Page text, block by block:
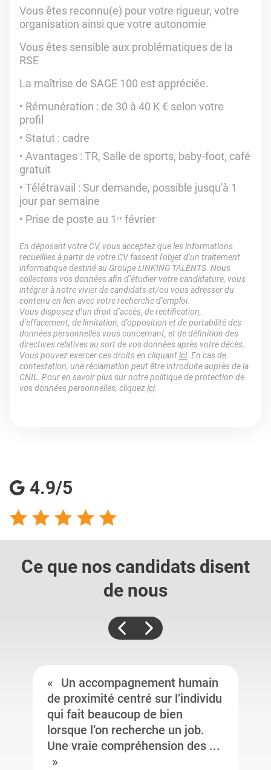
Vous êtes reconnu(e) pour votre rigueur, votre
organisation ainsi que votre autonomie
Vous êtes sensible aux problématiques de la
RSE
La maîtrise de SAGE 100 est appréciée.
Rémunération : de 30 à 40 K € selon votre
profil
Statut : cadre
Avantages : TR, Salle de sports, baby-foot, café
gratuit
Télétravail : Sur demande, possible jusqu'à 1
jour par semaine
Prise de poste au 1ᵉʳ février
En déposant votre CV, vous acceptez que les informations
recueillies à partir de votre CV fassent l’objet d’un traitement
informatique destiné au Groupe LINKING TALENTS. Nous
collectons vos données afin d’étudier votre candidature, vous
intégrer à notre vivier de candidats et/ou vous adresser du
contenu en lien avec votre recherche d’emploi.
Vous disposez d’un droit d’accès, de rectification,
d’effacement, de limitation, d’opposition et de portabilité des
données personnelles vous concernant, et de définition des
directives relatives au sort de vos données après votre décès.
Vous pouvez exercer ces droits en cliquantici. En cas de
contestation, une réclamation peut être introduite auprès de la
CNIL. Pour en savoir plus sur notre politique de protection de
vos données personnelles, cliquezici.
4.9/5
Ce que nos candidats disent
de nous
Un accompagnement humain
de proximité centré sur l’individu
qui fait beaucoup de bien
lorsque l’on recherche un job.
Une vraie compréhension des ...